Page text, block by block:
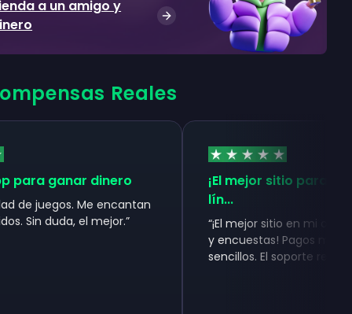
a un amigo y
Reales
ganar dinero
juegos. Me encantan
duda, el mejor.”
¡El mejor sitio para ganar
¡El mejor sitio en mi opinión
y encuestas! Pagos más
sencillos. El soporte re...”